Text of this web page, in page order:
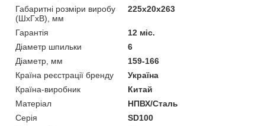
Габаритні розміри виробу
(ШхГхВ), мм
225х20х263
Гарантія
12 міс.
Діаметр шпильки
6
Діаметр, мм
159-166
Країна реєстрації бренду
Україна
Країна-виробник
Китай
Матеріал
НПВХ/Сталь
Серія
SD100